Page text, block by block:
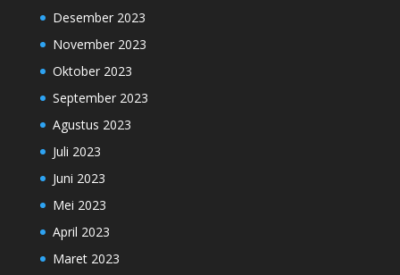
Desember 2023
November 2023
Oktober 2023
September 2023
Agustus 2023
Juli 2023
Juni 2023
Mei 2023
April 2023
Maret 2023